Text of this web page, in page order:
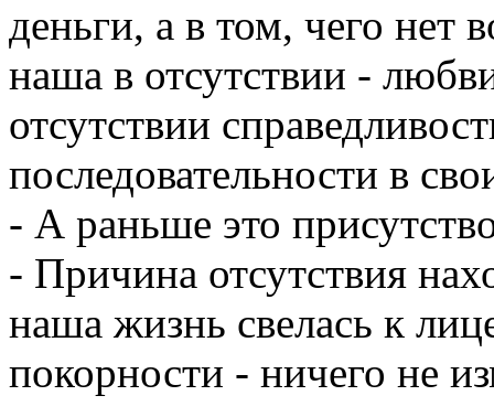
деньги, а в том, чего нет
наша в отсутствии -
отсутствии
последовательности в
- А раньше это
- Причина отсутствия
наша жизнь свелась к
покорности - ничего не